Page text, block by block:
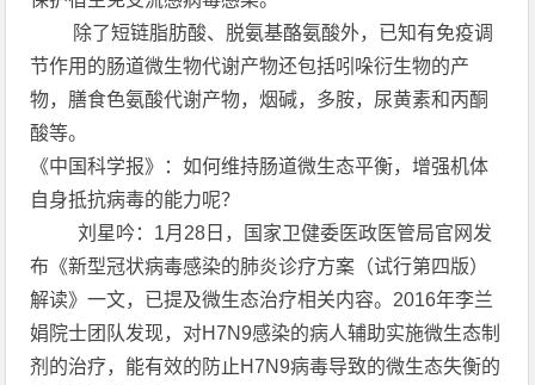
除了短链脂肪酸、脱氨基酪氨酸外，已知有免疫调
节作用的肠道微生物代谢产物还包括吲哚衍生物的产
物，膳食色氨酸代谢产物，烟碱，多胺，尿黄素和丙酮
酸等。
《中国科学报》：如何维持肠道微生态平衡，增强机体
自身抵抗病毒的能力呢？
刘星吟：1月28日，国家卫健委医政医管局官网发
布《新型冠状病毒感染的肺炎诊疗方案（试行第四版）
解读》一文，已提及微生态治疗相关内容。2016年李兰
娟院士团队发现，对H7N9感染的病人辅助实施微生态制
剂的治疗，能有效的防止H7N9病毒导致的微生态失衡的